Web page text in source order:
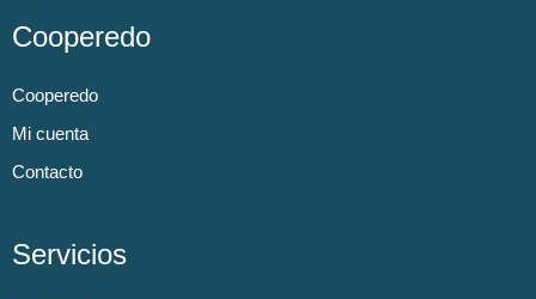
Cooperedo
Cooperedo
Mi cuenta
Contacto
Servicios